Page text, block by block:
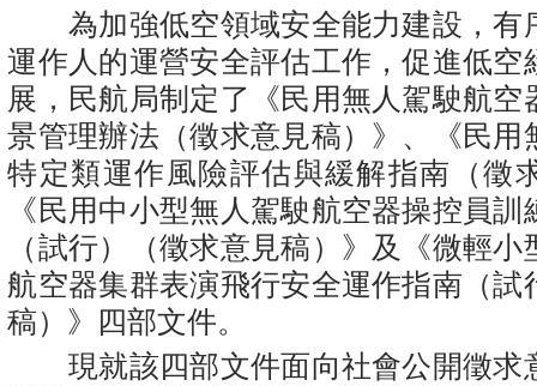
為加強低空領域安全能力建設，有
運作人的運營安全評估工作，促進低空
展，民航局制定了《民用無人駕駛航空
景管理辦法（徵求意見稿）》、《民用
特定類運作風險評估與緩解指南（徵
《民用中小型無人駕駛航空器操控員
（試行）（徵求意見稿）》及《微輕
航空器集群表演飛行安全運作指南（試
稿）》四部文件。
現就該四部文件面向社會公開徵求